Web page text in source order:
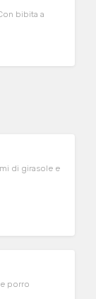
bibita a
di girasole e
porro